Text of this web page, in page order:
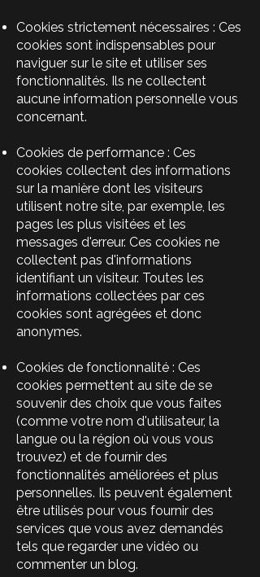
Cookies strictement nécessaires : Ces
cookies sont indispensables pour
naviguer sur le site et utiliser ses
fonctionnalités. Ils ne collectent
aucune information personnelle vous
concernant.
Cookies de performance : Ces
cookies collectent des informations
sur la manière dont les visiteurs
utilisent notre site, par exemple, les
pages les plus visitées et les
messages d'erreur. Ces cookies ne
collectent pas d'informations
identifiant un visiteur. Toutes les
informations collectées par ces
cookies sont agrégées et donc
anonymes.
Cookies de fonctionnalité : Ces
cookies permettent au site de se
souvenir des choix que vous faites
(comme votre nom d'utilisateur, la
langue ou la région où vous vous
trouvez) et de fournir des
fonctionnalités améliorées et plus
personnelles. Ils peuvent également
être utilisés pour vous fournir des
services que vous avez demandés
tels que regarder une vidéo ou
commenter un blog.